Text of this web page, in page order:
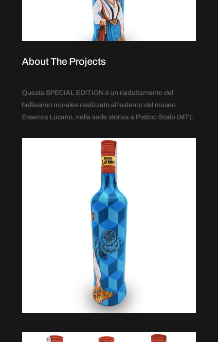
About The Projects
Questa SPECIAL EDITION è un riadattamento del
bellissimo murales realizzato all’esterno del museo
Essenza Lucano, nella sede storica a Pisticci Scalo (MT).